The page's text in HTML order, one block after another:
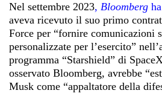
Nel settembre 2023, Bloomberg
aveva ricevuto il suo primo
Force per “fornire comunicazioni
personalizzate per l’esercito”
programma “Starshield” di
osservato Bloomberg, avrebbe
Musk come “appaltatore della